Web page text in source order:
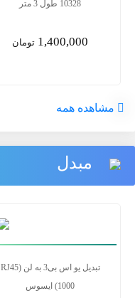
10328 طول 3 متر
1,400,000 تومان
مشاهده همه
مبدل
تبدیل یو اس بی3 به لن RJ45)
1000) ایسوس